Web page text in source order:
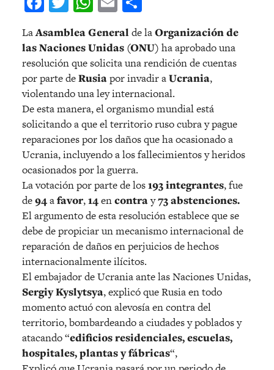
LaAsamblea General de laOrganización de
las Naciones Unidas (ONU) ha aprobado una
resolución que solicita una rendición de cuentas
por parte deRusiapor invadir aUcrania,
violentando una ley internacional.
De esta manera, el organismo mundial está
solicitando a que el territorio ruso cubra y pague
reparaciones por los daños que ha ocasionado a
Ucrania, incluyendo a los fallecimientos y heridos
ocasionados por la guerra.
La votación por parte de los193 integrantes, fue
de94afavor,14encontray73 abstenciones.
El argumento de esta resolución establece que se
debe de propiciar un mecanismo internacional de
reparación de daños en perjuicios de hechos
internacionalmente ilícitos.
El embajador de Ucrania ante las Naciones Unidas,
Sergiy Kyslytsya, explicó que Rusia en todo
momento actuó con alevosía en contra del
territorio, bombardeando a ciudades y poblados y
atacando “edificios residenciales, escuelas,
hospitales, plantas y fábricas“,